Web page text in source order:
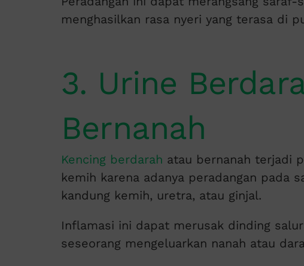
menghasilkan rasa nyeri yang terasa di
3. Urine
Bernanah
Kencing berdarah atau bernanah terjadi
kemih karena adanya peradangan pada
kandung kemih, uretra, atau ginjal.
Inflamasi ini dapat merusak dinding
seseorang mengeluarkan nanah atau